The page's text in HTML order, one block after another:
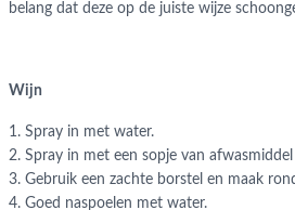
belang dat deze op de juiste wijze
Wijn
1. Spray in met water.
2. Spray in met een sopje van
3. Gebruik een zachte borstel en maak
4. Goed naspoelen met water.